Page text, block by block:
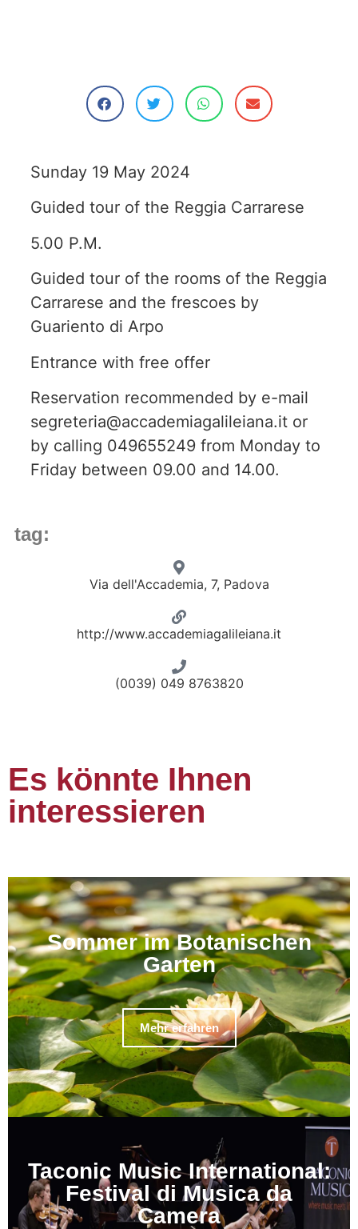
Sunday 19 May 2024
Guided tour of the Reggia Carrarese
5.00 P.M.
Guided tour of the rooms of the Reggia
Carrarese and the frescoes by
Guariento di Arpo
Entrance with free offer
Reservation recommended by e-mail
segreteria@accademiagalileiana.it or
by calling 049655249 from Monday to
Friday between 09.00 and 14.00.
tag:
Via dell'Accademia, 7, Padova
http://www.accademiagalileiana.it
(0039) 049 8763820
Es könnte Ihnen
interessieren
Sommer im Botanischen
Garten
Mehr erfahren
Taconic Music International:
Festival di Musica da
Camera